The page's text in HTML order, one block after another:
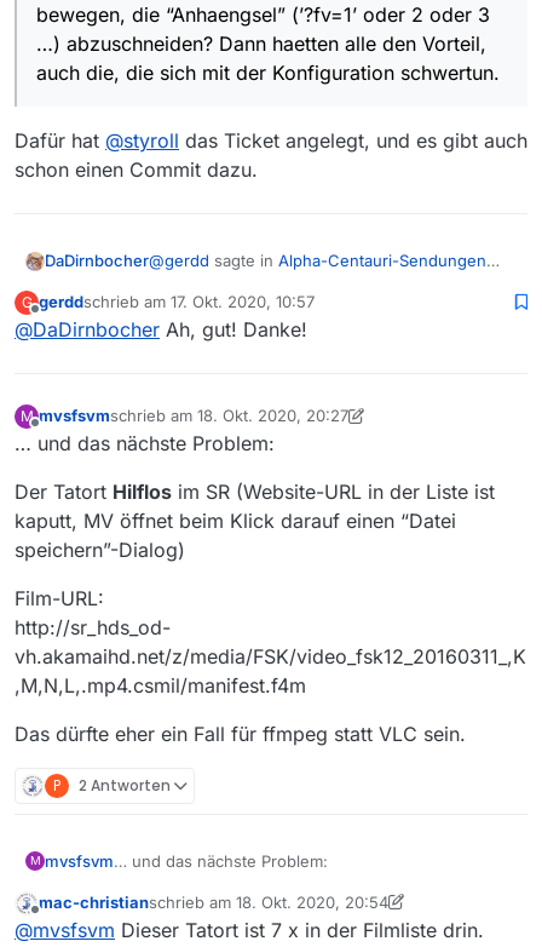
bewegen, die “Anhaengsel” (’?fv=1’ oder 2 oder 3
…) abzuschneiden? Dann haetten alle den Vorteil,
auch die, die sich mit der Konfiguration schwertun.
Dafür hat @styroll das Ticket angelegt, und es gibt auch
schon einen Commit dazu.
DaDirnbocher@gerdd sagte in Alpha-Centauri-Sendungen
Alternativ koennte man evtl. den Crawler
mit der Konfiguration schwertun.
G
Offline
gerddschrieb am 17. Okt. 2020, 10:57
zuletzt editiert von
@DaDirnbocher Ah, gut! Danke!
M
Offline
mvsfsvmschrieb am 18. Okt. 2020, 20:27
zuletzt editiert von mvsfsvm
… und das nächste Problem:
Der Tatort Hilflos im SR (Website-URL in der Liste ist
kaputt, MV öffnet beim Klick darauf einen “Datei
speichern”-Dialog)
Film-URL:
http://sr_hds_od-
vh.akamaihd.net/z/media/FSK/video_fsk12_20160311_,K
,M,N,L,.mp4.csmil/manifest.f4m
Das dürfte eher ein Fall für ffmpeg statt VLC sein.
P 2 Antworten
M mvsfsvm… und das nächste Problem:
Der TatortHilflosim SR (Website-URL in der Liste ist
kaputt, MV öffnet beim Klick darauf einen “Datei
Offline
mac-christianschrieb am 18. Okt. 2020, 20:54
zuletzt editiert von mac-christian
@mvsfsvm Dieser Tatort ist 7 x in der Filmliste drin.